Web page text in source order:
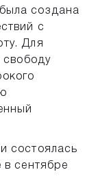
создана
с
Для
свободу
состоялась
сентябре